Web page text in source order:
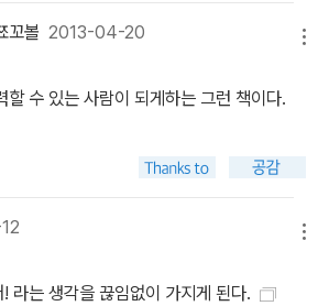
가는 순간을 묵묵히 지켜본다. 육상부원
오랜 시간을 취재에 투자한 결과 마침내
간 바람이 되어라>를 탄생시켰다. 작가의
에게서 빌려온 캐릭터로 완성된 소설은 육
짝 놀랄 만한 생생한 리얼리티를 획득한
달리기 그 자체에만 집중한 감동의 드라
기를 통해 성장하는 고교 육상부 소년의
꼬볼 2013-04-20
할 수 있는 사람이 되게하는 그런 책이다.
라는 생각을 끊임없이 가지게 된다.